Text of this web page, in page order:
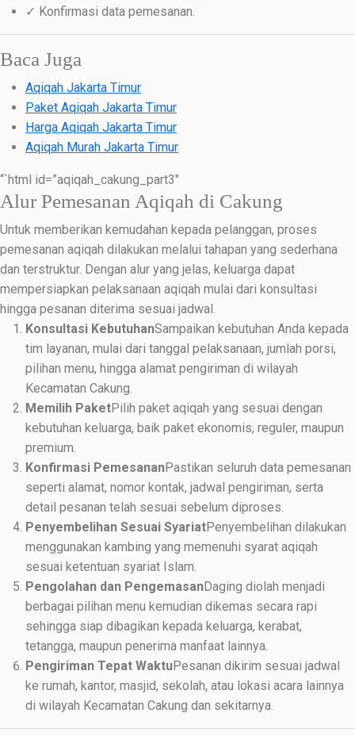
✓ Konfirmasi data pemesanan.
Baca Juga
Aqiqah Jakarta Timur
Paket Aqiqah Jakarta Timur
Harga Aqiqah Jakarta Timur
Aqiqah Murah Jakarta Timur
“`html id=”aqiqah_cakung_part3″
Alur Pemesanan Aqiqah di Cakung
Untuk memberikan kemudahan kepada pelanggan, proses
pemesanan aqiqah dilakukan melalui tahapan yang sederhana
dan terstruktur. Dengan alur yang jelas, keluarga dapat
mempersiapkan pelaksanaan aqiqah mulai dari konsultasi
hingga pesanan diterima sesuai jadwal.
Konsultasi KebutuhanSampaikan kebutuhan Anda kepada
tim layanan, mulai dari tanggal pelaksanaan, jumlah porsi,
pilihan menu, hingga alamat pengiriman di wilayah
Kecamatan Cakung.
Memilih PaketPilih paket aqiqah yang sesuai dengan
kebutuhan keluarga, baik paket ekonomis, reguler, maupun
premium.
Konfirmasi PemesananPastikan seluruh data pemesanan
seperti alamat, nomor kontak, jadwal pengiriman, serta
detail pesanan telah sesuai sebelum diproses.
Penyembelihan Sesuai SyariatPenyembelihan dilakukan
menggunakan kambing yang memenuhi syarat aqiqah
sesuai ketentuan syariat Islam.
Pengolahan dan PengemasanDaging diolah menjadi
berbagai pilihan menu kemudian dikemas secara rapi
sehingga siap dibagikan kepada keluarga, kerabat,
tetangga, maupun penerima manfaat lainnya.
Pengiriman Tepat WaktuPesanan dikirim sesuai jadwal
ke rumah, kantor, masjid, sekolah, atau lokasi acara lainnya
di wilayah Kecamatan Cakung dan sekitarnya.